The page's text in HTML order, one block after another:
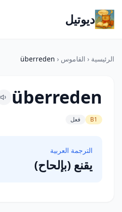
ديوتيل
الرئيسية ‹ القاموس ‹
überreden
überreden
B1 فعل
الترجمة العربية
يقنع (بإلحاح)